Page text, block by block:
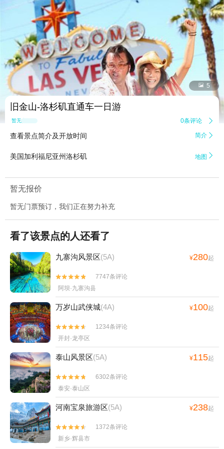
 5
旧金山-洛杉矶直通车一日游
暂无点评 0条评论 
查看景点简介及开放时间 简介 
美国加利福尼亚州洛杉矶 地图 
暂无报价
暂无门票预订，我们正在努力补充
看了该景点的人还看了
九寨沟风景区(5A) ¥280起


7747条评论
阿坝·九寨沟县
万岁山武侠城(4A) ¥100起


1234条评论
开封·龙亭区
泰山风景区(5A) ¥115起


6302条评论
泰安·泰山区
河南宝泉旅游区(5A) ¥238起


1372条评论
新乡·辉县市